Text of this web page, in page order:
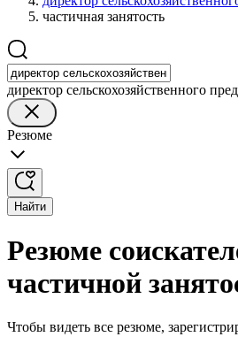
частичная занятость
директор сельскохозяйственного
Резюме
Найти
Резюме
частичной
Чтобы видеть все резюме,